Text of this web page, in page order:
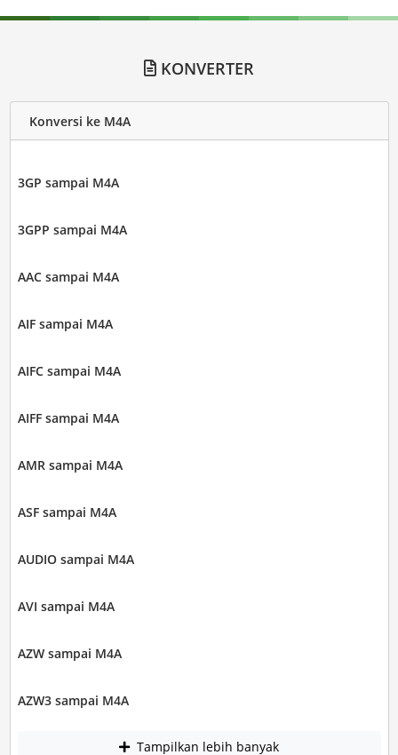
KONVERTER
Konversi ke M4A
3GP sampai M4A
3GPP sampai M4A
AAC sampai M4A
AIF sampai M4A
AIFC sampai M4A
AIFF sampai M4A
AMR sampai M4A
ASF sampai M4A
AUDIO sampai M4A
AVI sampai M4A
AZW sampai M4A
AZW3 sampai M4A
Tampilkan lebih banyak